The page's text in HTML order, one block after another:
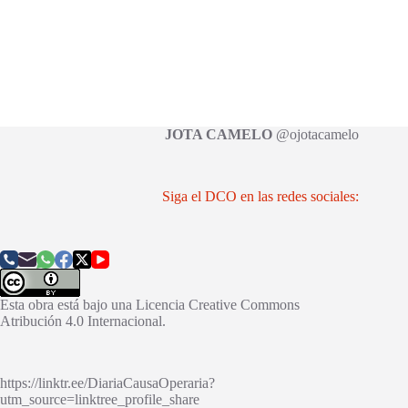
JOTA CAMELO @ojotacamelo
Siga el DCO en las redes sociales:
Esta obra está bajo una Licencia Creative Commons
Atribución 4.0 Internacional.
https://linktr.ee/DiariaCausaOperaria?
utm_source=linktree_profile_share